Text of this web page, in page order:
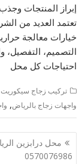
إبراز المنتجات
تعتمد العديد من
خيارات معالجة
التصميم،
احتياجات كل محل
تركيب زجاج سيكوريت
واجهات زجاج بالرياض,
تصفّح
المقالات
محل درابزين
0570076986